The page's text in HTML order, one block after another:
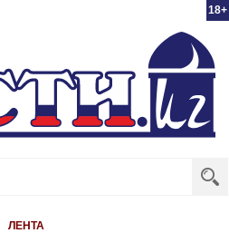
18+
ЛЕНТА